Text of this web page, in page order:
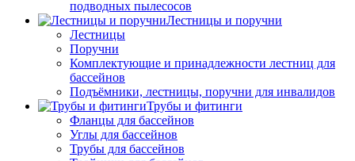
подводных пылесосов
Лестницы и поручни
Лестницы
Поручни
Комплектующие и принадлежности лестниц для
бассейнов
Подъёмники, лестницы, поручни для инвалидов
Трубы и фитинги
Фланцы для бассейнов
Углы для бассейнов
Трубы для бассейнов